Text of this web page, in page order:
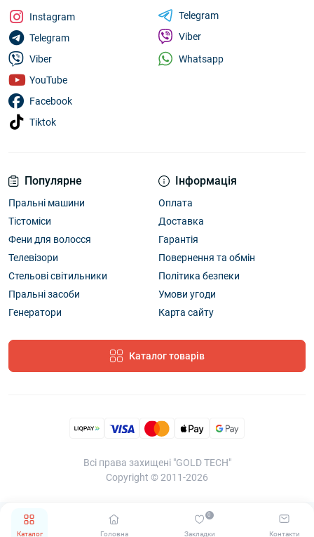
Каталог Головна Закладки
0
Контакти
Популярне
Пральні машини
Тістоміси
Фени для волосся
Телевізори
Стельові світильники
Пральні засоби
Генератори
Інформація
Оплата
Доставка
Гарантія
Повернення та обмін
Політика безпеки
Умови угоди
Карта сайту
Каталог товарів
Instagram
Telegram
Viber
YouTube
Facebook
Tiktok
Telegram
Viber
Whatsapp
Всі права захищені "GOLD TECH"
Copyright © 2011-2026